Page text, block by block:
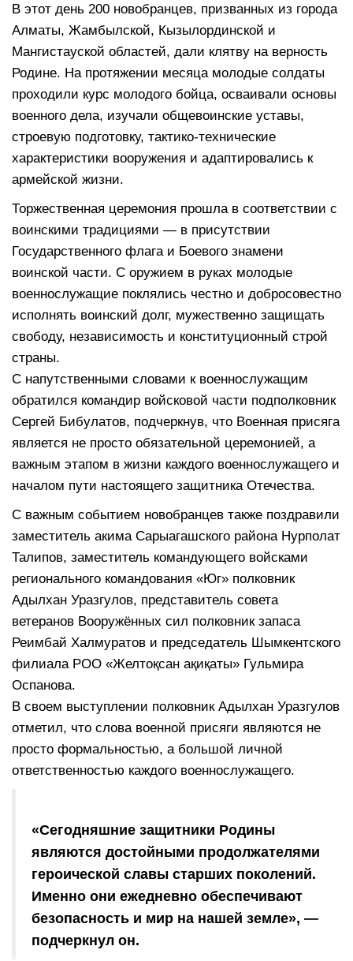
В этот день 200 новобранцев, призванных из города
Алматы, Жамбылской, Кызылординской и
Мангистауской областей, дали клятву на верность
Родине. На протяжении месяца молодые солдаты
проходили курс молодого бойца, осваивали основы
военного дела, изучали общевоинские уставы,
строевую подготовку, тактико-технические
характеристики вооружения и адаптировались к
армейской жизни.
Торжественная церемония прошла в соответствии с
воинскими традициями — в присутствии
Государственного флага и Боевого знамени
воинской части. С оружием в руках молодые
военнослужащие поклялись честно и добросовестно
исполнять воинский долг, мужественно защищать
свободу, независимость и конституционный строй
страны.
С напутственными словами к военнослужащим
обратился командир войсковой части подполковник
Сергей Бибулатов, подчеркнув, что Военная присяга
является не просто обязательной церемонией, а
важным этапом в жизни каждого военнослужащего и
началом пути настоящего защитника Отечества.
С важным событием новобранцев также поздравили
заместитель акима Сарыагашского района Нурполат
Талипов, заместитель командующего войсками
регионального командования «Юг» полковник
Адылхан Уразгулов, представитель совета
ветеранов Вооружённых сил полковник запаса
Реимбай Халмуратов и председатель Шымкентского
филиала РОО «Желтоқсан ақиқаты» Гульмира
Оспанова.
В своем выступлении полковник Адылхан Уразгулов
отметил, что слова военной присяги являются не
просто формальностью, а большой личной
ответственностью каждого военнослужащего.
«Сегодняшние защитники Родины
являются достойными продолжателями
героической славы старших поколений.
Именно они ежедневно обеспечивают
безопасность и мир на нашей земле», —
подчеркнул он.